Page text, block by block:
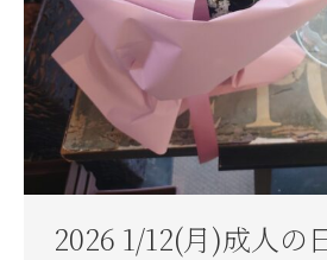
2026 1/12(月)成人